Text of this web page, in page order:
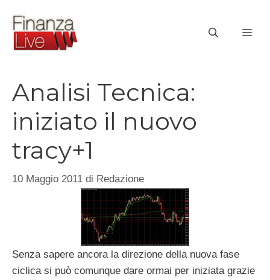
contenuto
Analisi Tecnica:
iniziato il nuovo
tracy+1
10 Maggio 2011 di Redazione
Senza sapere ancora la direzione della nuova fase
ciclica si può comunque dare ormai per iniziata grazie